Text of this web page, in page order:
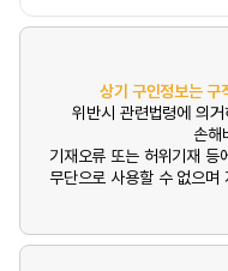
상기 구인정보는 구
위반시 관련법령에 의
손해
기재오류 또는 허위기재 등
무단으로 사용할 수 없으며